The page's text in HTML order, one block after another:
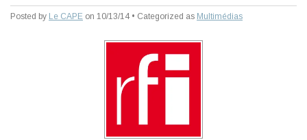
Posted by Le CAPE on 10/13/14 • Categorized as Multimédias